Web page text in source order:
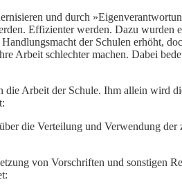
und durch
Effizienter werden. Dazu
der Schulen erhöht,
Arbeit schlechter machen. Dabei
Arbeit der Schule. Ihm allein wird
die Verteilung und Verwendung
von Vorschriften und sonstigen